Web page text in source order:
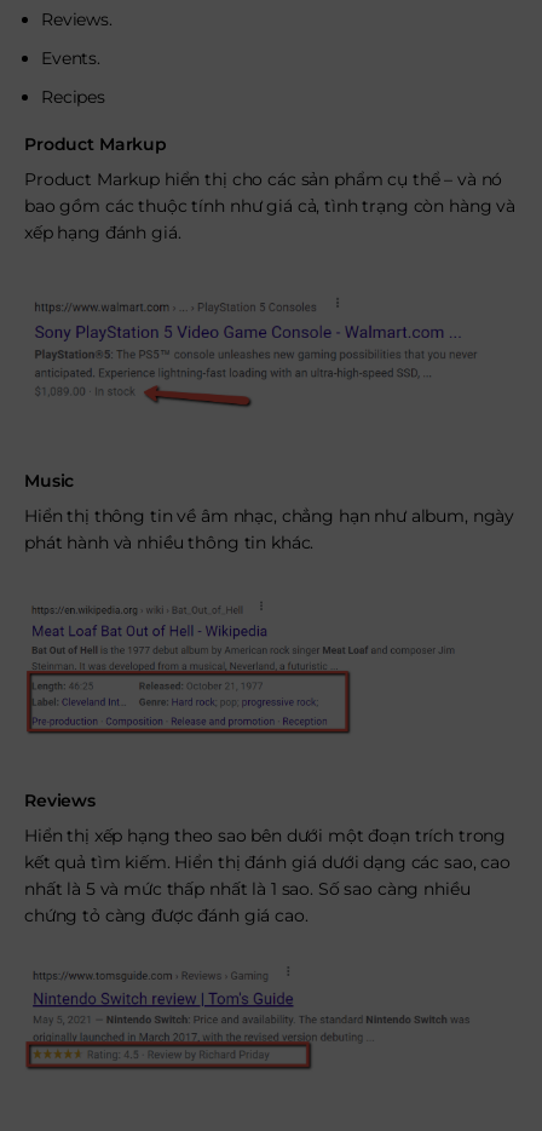
Reviews.
Events.
Recipes
Product Markup
Product Markup hiển thị cho các sản phẩm cụ thể – và nó
bao gồm các thuộc tính như giá cả, tình trạng còn hàng và
xếp hạng đánh giá.
Music
Hiển thị thông tin về âm nhạc, chẳng hạn như album, ngày
phát hành và nhiều thông tin khác.
Reviews
Hiển thị xếp hạng theo sao bên dưới một đoạn trích trong
kết quả tìm kiếm. Hiển thị đánh giá dưới dạng các sao, cao
nhất là 5 và mức thấp nhất là 1 sao. Số sao càng nhiều
chứng tỏ càng được đánh giá cao.